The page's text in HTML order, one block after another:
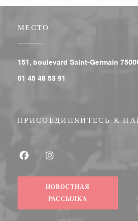
МЕСТО
151, boulevard Saint-Germain
01 45 48 53 91
ПРИСОЕДИНЯЙТЕСЬ К
НОВОСТНАЯ
РАССЫЛКА